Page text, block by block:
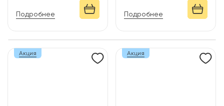
Подробнее Подробнее
Акция Акция